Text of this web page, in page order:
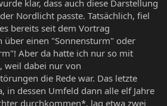
klar, dass auch diese Darstellung
Nordlicht passte. Tatsächlich, fiel
bereits seit dem Vortrag
über einen "Sonnensturm" oder
Aber da hatte ich nur so mit
weil dabei nur von
die Rede war. Das letzte
in dessen Umfeld dann alle elf Jahre
durchkommen*, lag etwa zwei